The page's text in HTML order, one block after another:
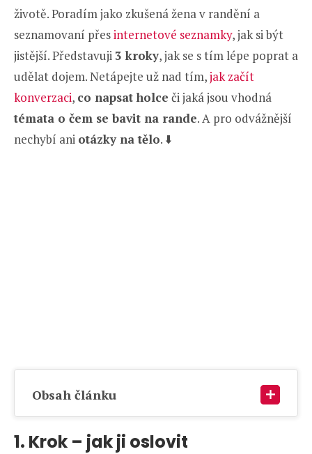
životě. Poradím jako zkušená žena v randění a
seznamovaní přesinternetové seznamky, jak si být
jistější. Představuji 3 kroky, jak se s tím lépe poprat a
udělat dojem. Netápejte už nad tím,jak začít
konverzaci, co napsat holce či jaká jsou vhodná
témata o čem se bavit na rande. A pro odvážnější
nechybí ani otázky na tělo. ⬇️
Obsah článku
1. Krok – jak ji oslovit